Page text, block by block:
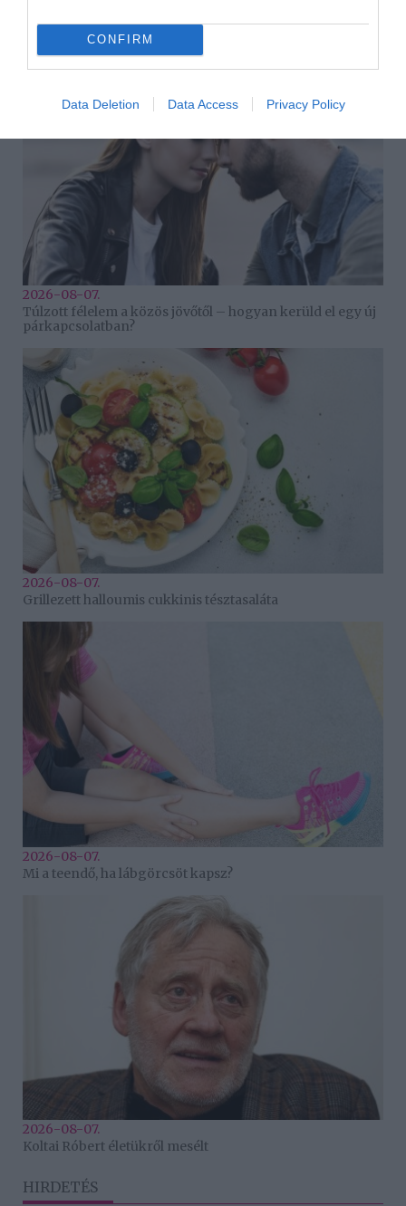
CONFIRM
Data Deletion Data Access Privacy Policy
HASONLÓ BEJEGYZÉSEK
2026-08-07.
Túlzott félelem a közös jövőtől – hogyan kerüld el egy új
párkapcsolatban?
2026-08-07.
Grillezett halloumis cukkinis tésztasaláta
2026-08-07.
Mi a teendő, ha lábgörcsöt kapsz?
2026-08-07.
Koltai Róbert életükről mesélt
HIRDETÉS